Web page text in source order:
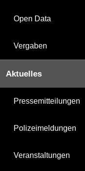
Open Data
Vergaben
Aktuelles
Pressemitteilungen
Polizeimeldungen
Veranstaltungen